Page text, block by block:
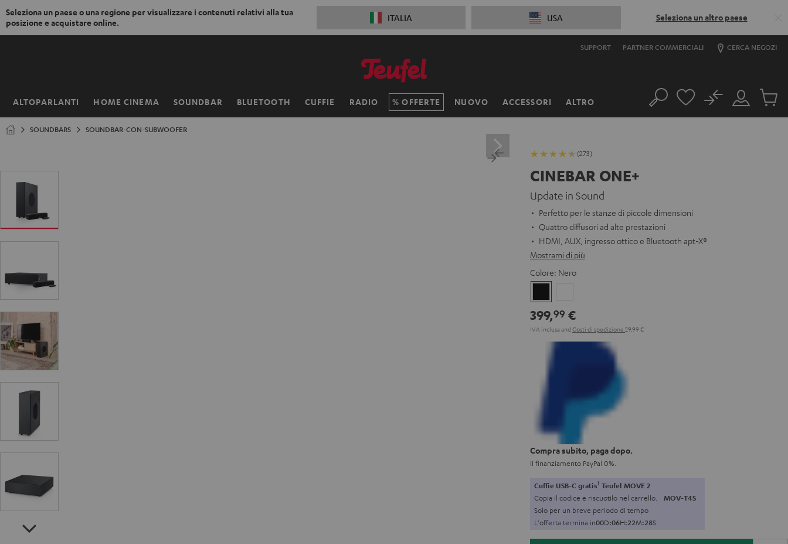
Seleziona un paese o una regione per visualizzare i contenuti relativi alla tua
posizione e acquistare online.
ITALIA USA Seleziona un altro paese
SUPPORT PARTNER COMMERCIALI CERCA NEGOZI
ALTOPARLANTI HOME CINEMA SOUNDBAR BLUETOOTH CUFFIE RADIO OFFERTE NUOVO ACCESSORI ALTRO
Pagina
Cerca
Il
mio
No
Prodotti
SOUNDBARS SOUNDBAR-CON-SUBWOOFER
(273)
CINEBAR ONE+
Update in Sound
Perfetto per le stanze di piccole dimensioni
Quattro diffusori ad alte prestazioni
HDMI, AUX, ingresso ottico e Bluetooth apt-X®
Mostrami di più
Colore: Nero
399,99 €
IVA inclusa and Costi di spedizione 29,99 €
Compra subito, paga dopo.
Il finanziamento PayPal 0%.
Cuffie USB-C gratis1 Teufel MOVE 2
Copia il codice e riscuotilo nel carrello. MOV-T4S
Solo per un breve periodo di tempo
L'offerta termina in00D:06H:22M:27S